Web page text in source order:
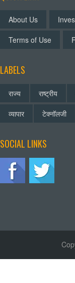
About Us
Terms of Use
LABELS
राज्य राष्ट्रीय
व्यापार
टेक्नॉलजी
SOCIAL LINKS